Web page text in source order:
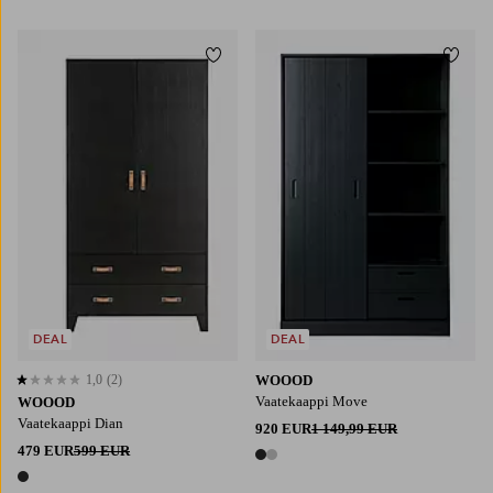
WOOOD
Vaatekaappi Dian
479 EUR599 EUR
1 väri
1,0 perustuen 2 arvosanaan
1,0 (2)
DEAL
Lisää suosikkeihin
WOOOD
Vaatekaappi Move
920 EUR1 149,99 EUR
2 värejä
DEAL